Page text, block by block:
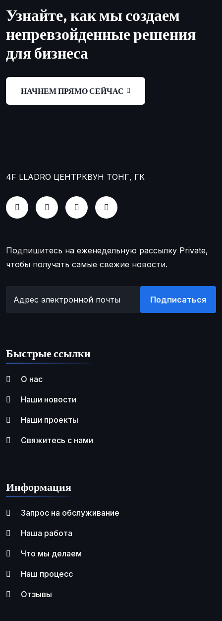
Узнайте, как мы создаем
непревзойденные решения
для бизнеса
НАЧНЕМ ПРЯМО СЕЙЧАС
4F LLADRO ЦЕНТРКВУН ТОНГ, ГК
Подпишитесь на еженедельную рассылку Private,
чтобы получать самые свежие новости.
Подписаться
Быстрые ссылки
О нас
Наши новости
Наши проекты
Свяжитесь с нами
Информация
Запрос на обслуживание
Наша работа
Что мы делаем
Наш процесс
Отзывы